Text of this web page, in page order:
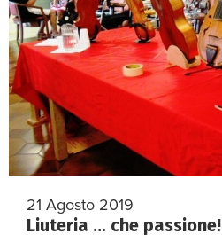
21 Agosto 2019
Liuteria … che passione!